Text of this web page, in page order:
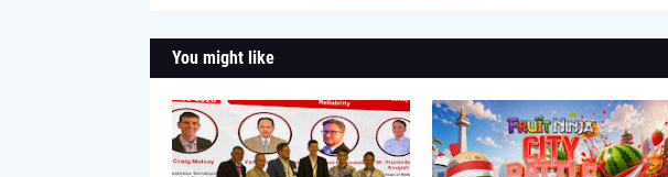
You might like